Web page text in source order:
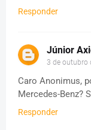
Responder
Júnior
3 de outubro
Caro Anonimus,
Mercedes-Benz?
Responder